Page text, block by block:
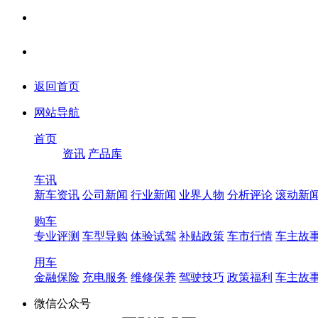
返回首页
网站导航
首页
资讯 产品库
车讯
新车资讯 公司新闻 行业新闻 业界人物 分析评论 滚动新
购车
专业评测 车型导购 体验试驾 补贴政策 车市行情 车主故
用车
金融保险 充电服务 维修保养 驾驶技巧 政策福利 车主故
微信公众号